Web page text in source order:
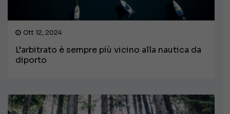
Ott 12, 2024
L’arbitrato è sempre più vicino alla nautica da
diporto